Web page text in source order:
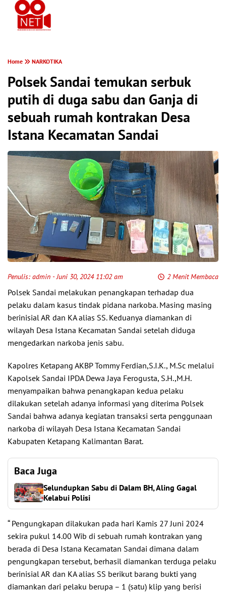
Home NARKOTIKA
Polsek Sandai temukan serbuk
putih di duga sabu dan Ganja di
sebuah rumah kontrakan Desa
Istana Kecamatan Sandai
Penulis: admin - Juni 30, 2024 11:02 am 2 Menit Membaca
Polsek Sandai melakukan penangkapan terhadap dua
pelaku dalam kasus tindak pidana narkoba. Masing masing
berinisial AR dan KA alias SS. Keduanya diamankan di
wilayah Desa Istana Kecamatan Sandai setelah diduga
mengedarkan narkoba jenis sabu.
Kapolres Ketapang AKBP Tommy Ferdian,S.I.K., M.Sc melalui
Kapolsek Sandai IPDA Dewa Jaya Ferogusta, S.H.,M.H.
menyampaikan bahwa penangkapan kedua pelaku
dilakukan setelah adanya informasi yang diterima Polsek
Sandai bahwa adanya kegiatan transaksi serta penggunaan
narkoba di wilayah Desa Istana Kecamatan Sandai
Kabupaten Ketapang Kalimantan Barat.
Baca Juga
Selundupkan Sabu di Dalam BH, Aling Gagal
Kelabui Polisi
“ Pengungkapan dilakukan pada hari Kamis 27 Juni 2024
sekira pukul 14.00 Wib di sebuah rumah kontrakan yang
berada di Desa Istana Kecamatan Sandai dimana dalam
pengungkapan tersebut, berhasil diamankan terduga pelaku
berinisial AR dan KA alias SS berikut barang bukti yang
diamankan dari pelaku berupa – 1 (satu) klip yang berisi